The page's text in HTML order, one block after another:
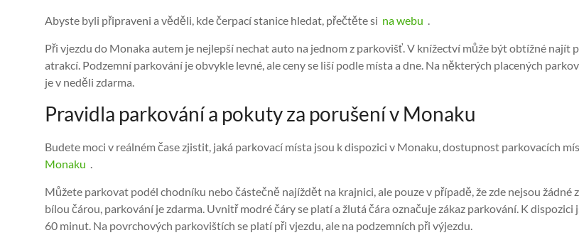
Abyste byli připraveni a věděli, kde čerpací stanice hledat, přečtěte si na webu
Při vjezdu do Monaka autem je nejlepší nechat auto na jednom z parkovišť. V knížectví může být obtížné
atrakcí. Podzemní parkování je obvykle levné, ale ceny se liší podle místa a dne. Na některých placených
je v neděli zdarma.
Pravidla parkování a pokuty za porušení v Monaku
Budete moci v reálném čase zjistit, jaká parkovací místa jsou k dispozici v Monaku, dostupnost parkovacích
Monaku
Můžete parkovat podél chodníku nebo částečně najíždět na krajnici, ale pouze v případě, že zde nejsou
bílou čárou, parkování je zdarma. Uvnitř modré čáry se platí a žlutá čára označuje zákaz parkování. K
60 minut. Na povrchových parkovištích se platí při vjezdu, ale na podzemních při výjezdu.